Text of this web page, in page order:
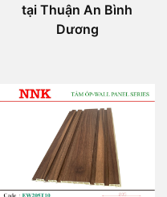
tại Thuận An Bình
Dương